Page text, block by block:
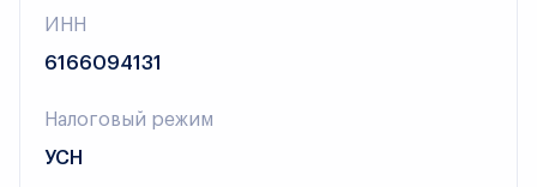
ИНН
6166094131
Налоговый режим
УСН